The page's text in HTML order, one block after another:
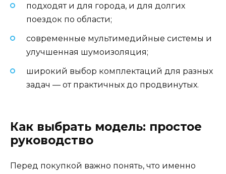
подходят и для города, и для долгих
поездок по области;
современные мультимедийные системы и
улучшенная шумоизоляция;
широкий выбор комплектаций для разных
задач — от практичных до продвинутых.
Как выбрать модель: простое
руководство
Перед покупкой важно понять, что именно